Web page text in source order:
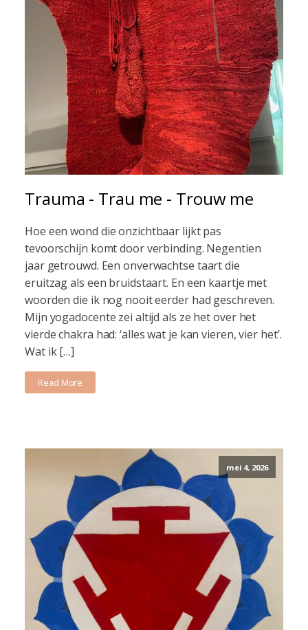
Trauma - Trau me - Trouw me
Hoe een wond die onzichtbaar lijkt pas
tevoorschijn komt door verbinding. Negentien
jaar getrouwd. Een onverwachtse taart die
eruitzag als een bruidstaart. En een kaartje met
woorden die ik nog nooit eerder had geschreven.
Mijn yogadocente zei altijd als ze het over het
vierde chakra had: ‘alles wat je kan vieren, vier het’.
Wat ik […]
Read More
mei 4, 2026